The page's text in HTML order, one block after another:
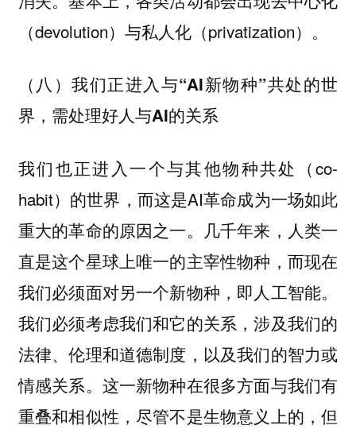
（devolution）与私人化（privatization）。
（八）我们正进入与“AI新物种”共处的世
界，需处理好人与AI的关系
我们也正进入一个与其他物种共处（co-
habit）的世界，而这是AI革命成为一场如此
重大的革命的原因之一。几千年来，人类一
直是这个星球上唯一的主宰性物种，而现在
我们必须面对另一个新物种，即人工智能。
我们必须考虑我们和它的关系，涉及我们的
法律、伦理和道德制度，以及我们的智力或
情感关系。这一新物种在很多方面与我们有
重叠和相似性，尽管不是生物意义上的，但